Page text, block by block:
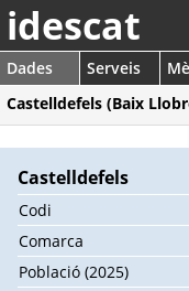
idescat
Dades Serveis
Castelldefels (Baix
Castelldefels
Codi
Comarca
Població (2025)